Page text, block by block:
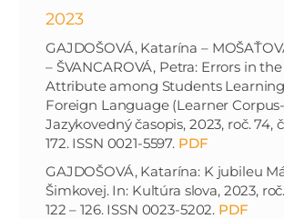
2023
GAJDOŠOVÁ, Katarína –
– ŠVANCAROVÁ, Petra: Errors in
Attribute among Students Learning
Foreign Language (Learner
Jazykovedný časopis, 2023, roč. 74, č.
172. ISSN 0021-5597. PDF
GAJDOŠOVÁ, Katarína: K jubileu
Šimkovej. In: Kultúra slova, 2023, roč.
122 – 126. ISSN 0023-5202. PDF